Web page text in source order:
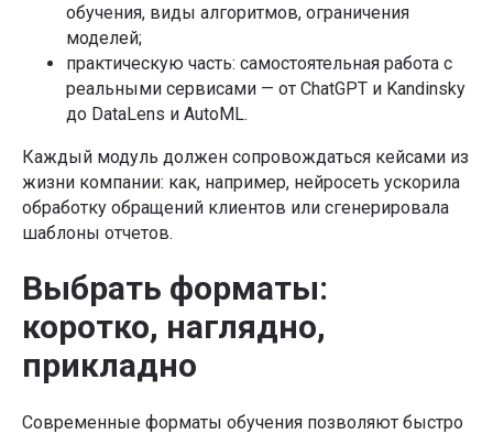
обучения, виды алгоритмов, ограничения
моделей;
практическую часть: самостоятельная работа с
реальными сервисами — от ChatGPT и Kandinsky
до DataLens и AutoML.
Каждый модуль должен сопровождаться кейсами из
жизни компании: как, например, нейросеть ускорила
обработку обращений клиентов или сгенерировала
шаблоны отчетов.
Выбрать форматы:
коротко, наглядно,
прикладно
Современные форматы обучения позволяют быстро